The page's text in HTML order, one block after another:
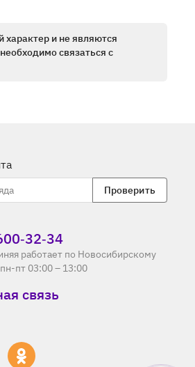
и не являются
связаться с
Проверить
работает по Новосибирскому
пт 03:00 – 13:00
связь